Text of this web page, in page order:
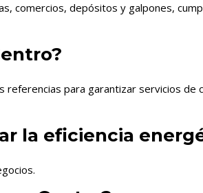
comercios, depósitos y galpones,
para garantizar servicios de
la eficiencia